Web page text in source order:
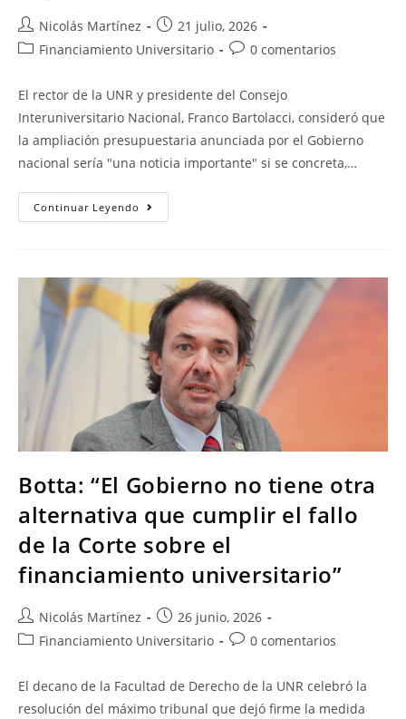
Nicolás Martínez
21 julio, 2026
Financiamiento Universitario
0 comentarios
El rector de la UNR y presidente del Consejo
Interuniversitario Nacional, Franco Bartolacci, consideró que
la ampliación presupuestaria anunciada por el Gobierno
nacional sería "una noticia importante" si se concreta,…
Continuar Leyendo
Botta: “El Gobierno no tiene otra
alternativa que cumplir el fallo
de la Corte sobre el
financiamiento universitario”
Nicolás Martínez
26 junio, 2026
Financiamiento Universitario
0 comentarios
El decano de la Facultad de Derecho de la UNR celebró la
resolución del máximo tribunal que dejó firme la medida